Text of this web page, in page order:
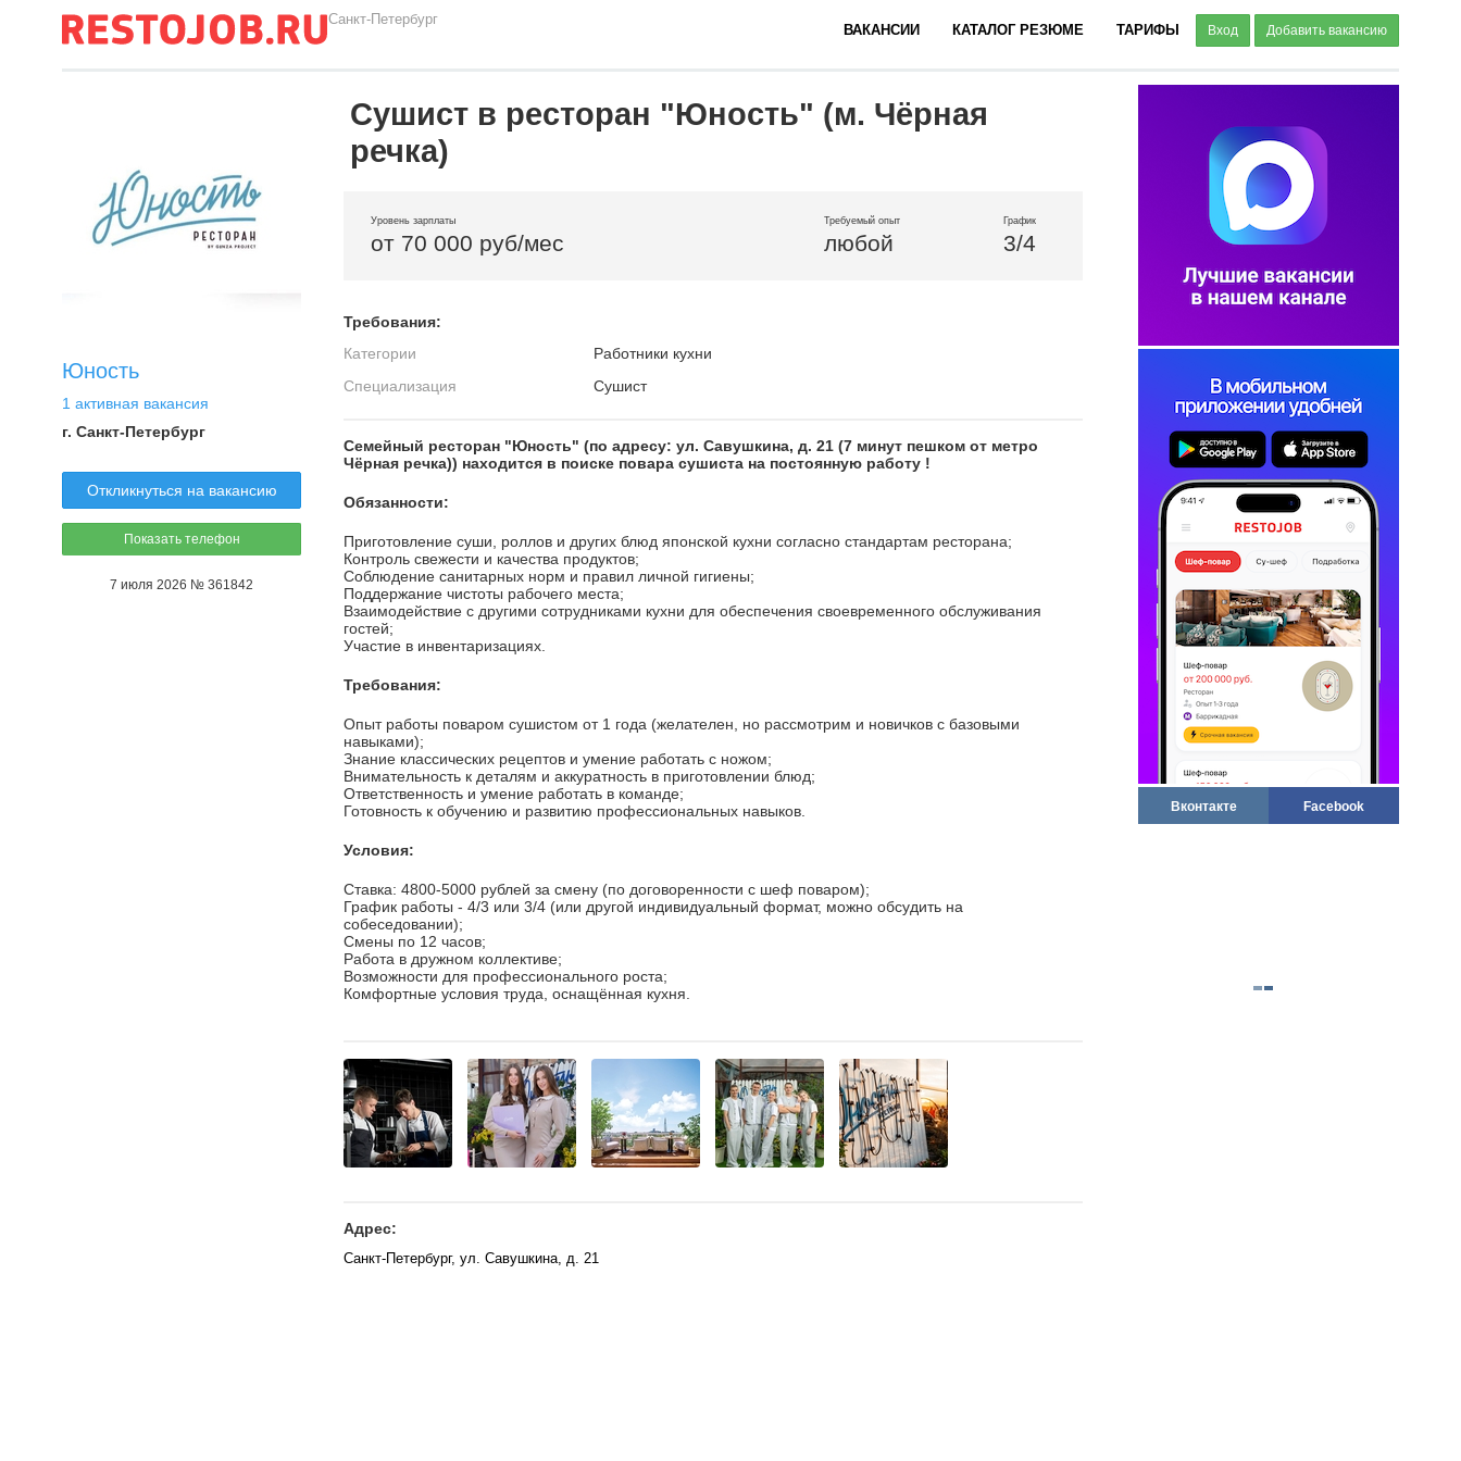
Санкт-Петербург
ВАКАНСИИ КАТАЛОГ РЕЗЮМЕ ТАРИФЫ Вход Добавить вакансию
Вконтакте Facebook
Юность
1 активная вакансия
г. Санкт-Петербург
Откликнуться на вакансию
Показать телефон
7 июля 2026 № 361842
Сушист в ресторан "Юность" (м. Чёрная
речка)
Уровень зарплаты
от 70 000 руб/мес
Требуемый опыт
любой
График
3/4
Требования:
Категории
Работники кухни
Специализация
Сушист
Семейный ресторан "Юность" (по адресу: ул. Савушкина, д. 21 (7 минут пешком от метро
Чёрная речка)) находится в поиске повара сушиста на постоянную работу !
Обязанности:
Приготовление суши, роллов и других блюд японской кухни согласно стандартам ресторана;
Контроль свежести и качества продуктов;
Соблюдение санитарных норм и правил личной гигиены;
Поддержание чистоты рабочего места;
Взаимодействие с другими сотрудниками кухни для обеспечения своевременного обслуживания
гостей;
Участие в инвентаризациях.
Требования:
Опыт работы поваром сушистом от 1 года (желателен, но рассмотрим и новичков с базовыми
навыками);
Знание классических рецептов и умение работать с ножом;
Внимательность к деталям и аккуратность в приготовлении блюд;
Ответственность и умение работать в команде;
Готовность к обучению и развитию профессиональных навыков.
Условия:
Ставка: 4800-5000 рублей за смену (по договоренности с шеф поваром);
График работы - 4/3 или 3/4 (или другой индивидуальный формат, можно обсудить на
собеседовании);
Смены по 12 часов;
Работа в дружном коллективе;
Возможности для профессионального роста;
Комфортные условия труда, оснащённая кухня.
Адрес:
Санкт-Петербург, ул. Савушкина, д. 21